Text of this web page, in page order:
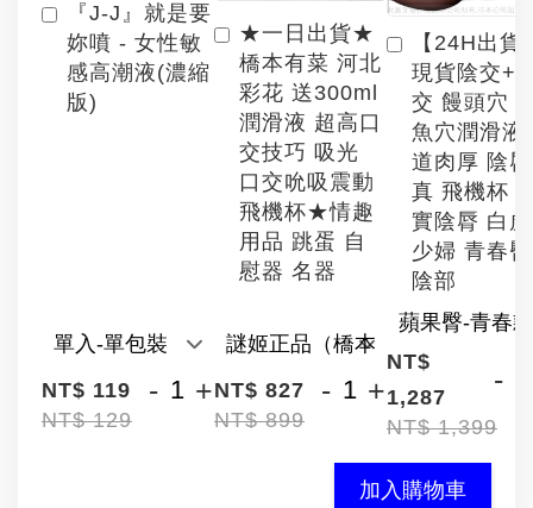
『J-J』就是要
妳噴 - 女性敏
感高潮液(濃縮
版)
NT$ 119
NT$ 129
- +
★一日出貨★
橋本有菜 河北
彩花 送300ml
潤滑液 超高口
交技巧 吸光
口交吮吸震動
飛機杯★情趣
用品 跳蛋 自
慰器 名器
NT$ 827
NT$ 899
- +
【24H出貨
現貨陰交+
交 饅頭穴
魚穴潤滑液
道肉厚 陰
真 飛機杯
實陰脣 白
少婦 青春臀
陰部
NT$
1,287
NT$ 1,399
-
加入購物車